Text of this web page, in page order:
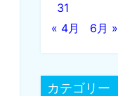
31
« 4月
6月 »
カテゴリー